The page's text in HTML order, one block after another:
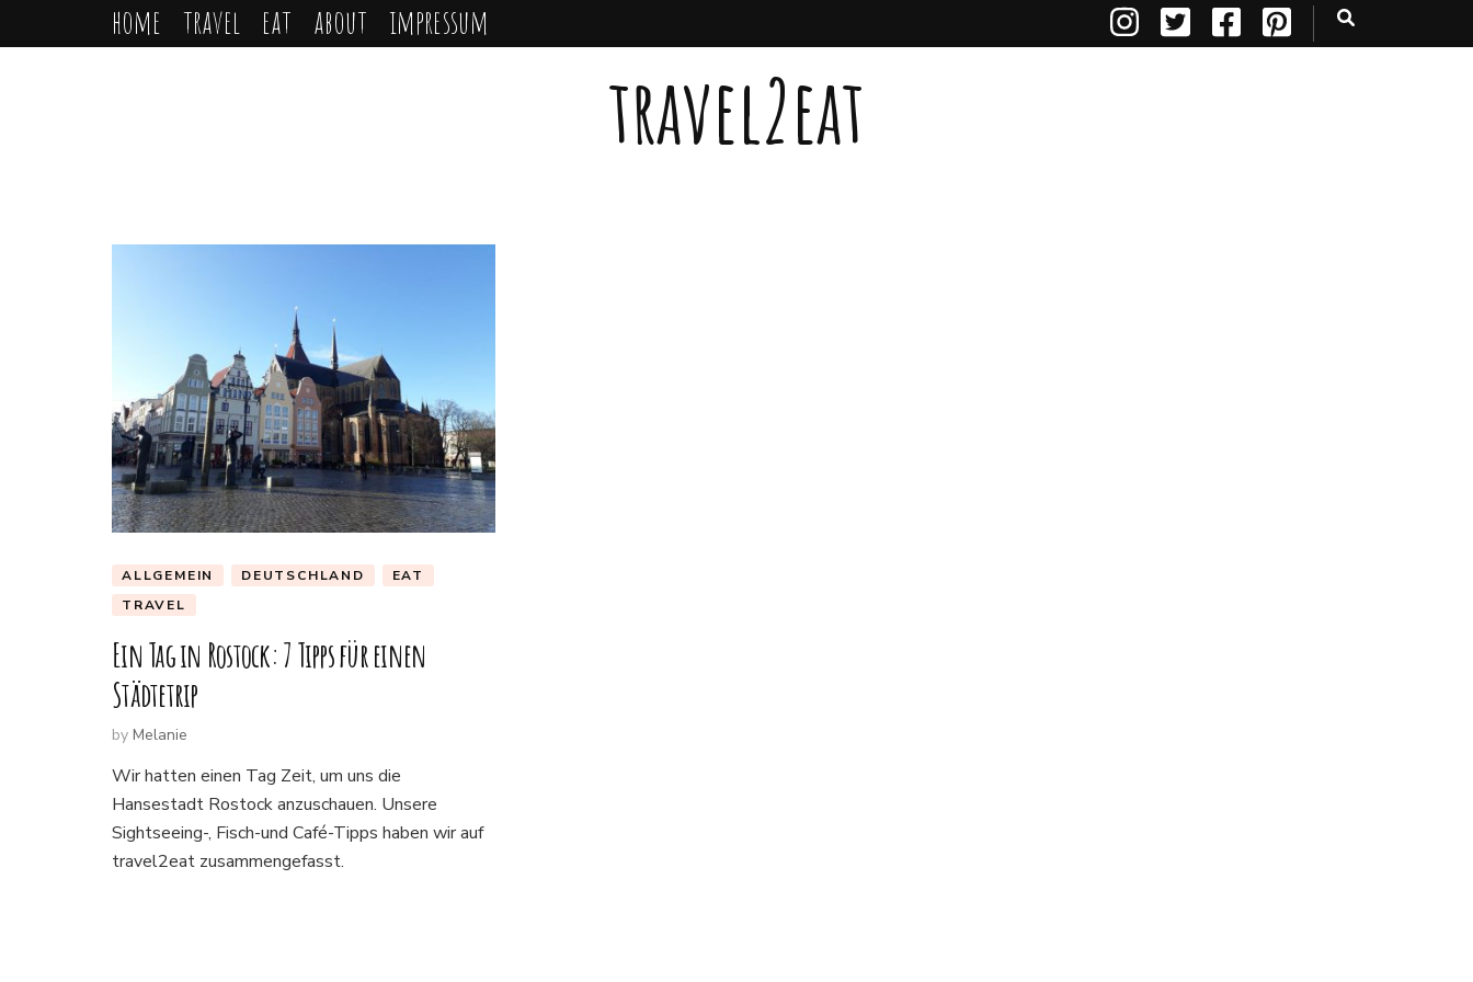
home travel eat about impressum
travel2eat
ALLGEMEIN DEUTSCHLAND
EAT
TRAVEL
Ein Tag in Rostock: 7 Tipps für einen
Städtetrip
by Melanie
Wir hatten einen Tag Zeit, um uns die
Hansestadt Rostock anzuschauen. Unsere
Sightseeing-, Fisch-und Café-Tipps haben wir auf
travel2eat zusammengefasst.